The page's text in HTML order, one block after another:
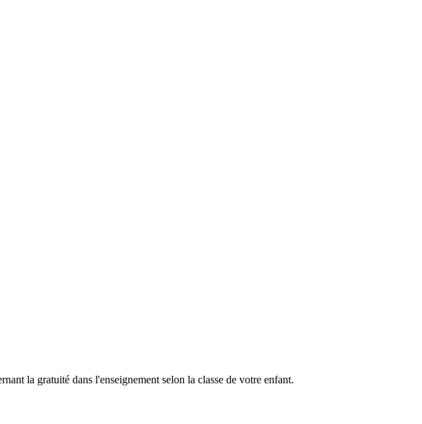
la gratuité dans l'enseignement selon la classe de votre enfant.